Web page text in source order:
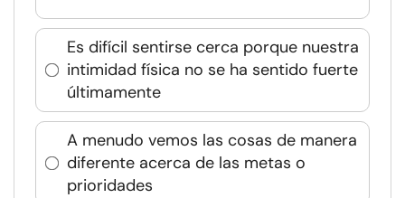
Es difícil sentirse cerca porque nuestra
intimidad física no se ha sentido fuerte
últimamente
A menudo vemos las cosas de manera
diferente acerca de las metas o
prioridades